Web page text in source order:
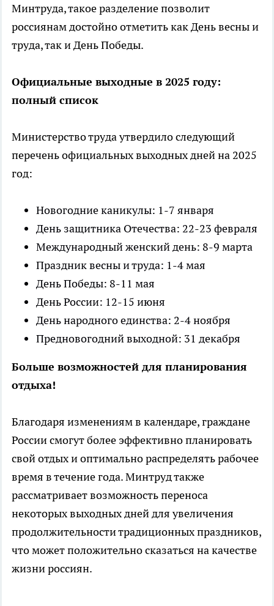
Минтруда, такое разделение позволит
россиянам достойно отметить как День весны и
труда, так и День Победы.
Официальные выходные в 2025 году:
полный список
Министерство труда утвердило следующий
перечень официальных выходных дней на 2025
год:
Новогодние каникулы: 1-7 января
День защитника Отечества: 22-23 февраля
Международный женский день: 8-9 марта
Праздник весны и труда: 1-4 мая
День Победы: 8-11 мая
День России: 12-15 июня
День народного единства: 2-4 ноября
Предновогодний выходной: 31 декабря
Больше возможностей для планирования
отдыха!
Благодаря изменениям в календаре, граждане
России смогут более эффективно планировать
свой отдых и оптимально распределять рабочее
время в течение года. Минтруд также
рассматривает возможность переноса
некоторых выходных дней для увеличения
продолжительности традиционных праздников,
что может положительно сказаться на качестве
жизни россиян.